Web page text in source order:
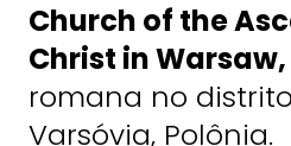
Church of the
Christ in Warsaw,
romana no
Varsóvia, Polônia.